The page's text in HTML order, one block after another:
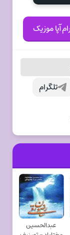
آپا موزیک
تلگرام
عبدالحسین